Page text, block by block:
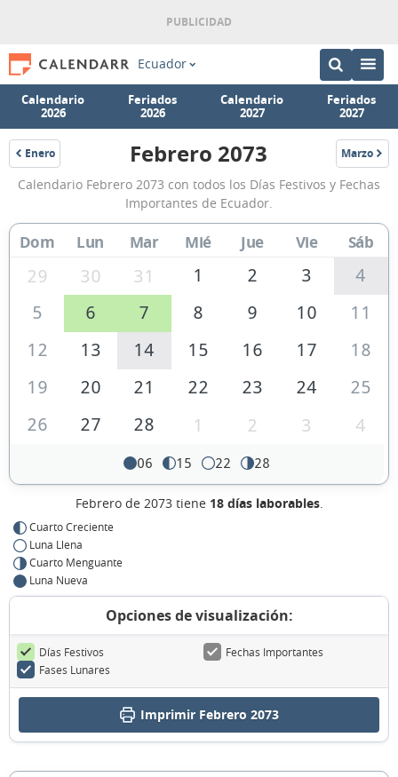
Ecuador
Calendario
2026
Feriados
2026
Calendario
2027
Feriados
2027
Enero
2073
Calendario
Febrero
2073
de
Ecuador
Febrero 2073 Marzo
2073
Calendario Febrero 2073 con todos los Días Festivos y Fechas
Importantes de Ecuador.
Dom Lun Mar Mié Jue Vie Sáb
29 30 31 1 2 3
4
5
6 7 8 9 10
11
12
13 14 15 16 17
18
19
20 21 22 23 24
25
26
27 28 1 2 3 4
06 15 22 28
Febrero de 2073 tiene 18 días laborables.
Cuarto Creciente
Luna Llena
Cuarto Menguante
Luna Nueva
Opciones de visualización:
Días Festivos
Fechas Importantes
Fases Lunares
Imprimir Febrero 2073